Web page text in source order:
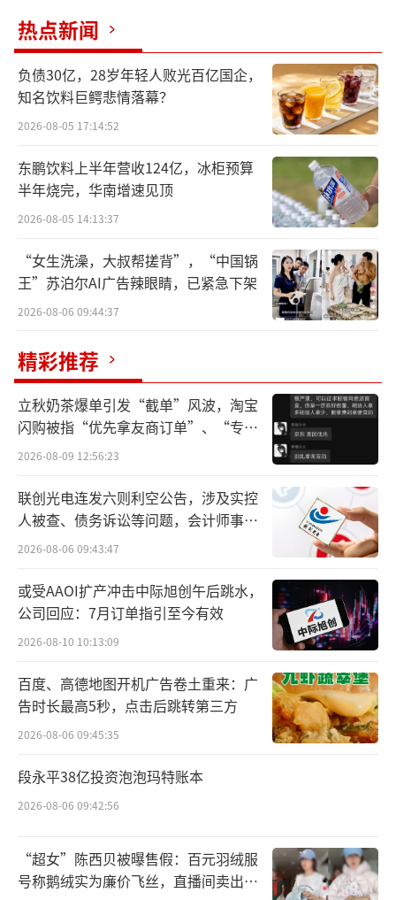
在过去一年中，随着SHEIN全国500城产业
带出海计划的持续推进，SHEIN平台产品持续
拓展至服装、鞋类箱包、珠宝配饰、家居百
货、美妆个护、电子产品、运动户外等20多个
品类。其中，服装、鞋包、配饰等品类涌现众
多年销上亿的优质商家与品牌。来自浙江、广
东、福建、江苏、山东、河南、河北等7个省份
产业带的新增商家数尤为突出。
三“优”举措齐发，SHEIN助力“优
品”出海
海关总署统计数据显示，今年上半年，我
国跨境电商进出口达1.22万亿元，同比增长10.
5%，成为拉动我国外贸增长的新引擎、新势
能。从2018年的1.06万亿元，到2023年的2.38
万亿元，5年间，我国跨境电商进出口增长了1.
2倍。伴随跨境电商规模的持续增长，以及品质
创新和品牌驱动趋势的不断加强，跨境电商也
迈入全新的品牌化、高质量发展阶段。
举办的具有行业风向标意义的广州跨交会上，
亚马逊、SHEIN、乐天、coupang等全球优秀
企业在国内共同发起跨境电商五项倡议，呼吁
全行业提供高质量的商品和服务，加快品牌出
海，推动技术创新，同时加强行业自律，维护
市场秩序，保护知识产权，抵制不正当竞争，
促进行业健康有序成长、规范持续发展。
此次SHEIN整合全平台资源，三箭齐发助
力产业带“优品”出海，进一步加大商家培育
力度，助力优质商家打造，提升产品创新，同
热点新闻
负债30亿，28岁年轻人败光百亿国企，
知名饮料巨鳄悲情落幕？
2026-08-05 17:14:52
东鹏饮料上半年营收124亿，冰柜预算
半年烧完，华南增速见顶
2026-08-05 14:13:37
“女生洗澡，大叔帮搓背”，“中国锅
王”苏泊尔AI广告辣眼睛，已紧急下架
2026-08-06 09:44:37
精彩推荐
立秋奶茶爆单引发“截单”风波，淘宝
闪购被指“优先拿友商订单”、“专挑
贵的拿”
2026-08-09 12:56:23
联创光电连发六则利空公告，涉及实控
人被查、债务诉讼等问题，会计师事务
所曾出具“保留意见”
2026-08-06 09:43:47
或受AAOI扩产冲击中际旭创午后跳水，
公司回应：7月订单指引至今有效
2026-08-10 10:13:09
百度、高德地图开机广告卷土重来：广
告时长最高5秒，点击后跳转第三方
2026-08-06 09:45:35
段永平38亿投资泡泡玛特账本
2026-08-06 09:42:56
“超女”陈西贝被曝售假：百元羽绒服
号称鹅绒实为廉价飞丝，直播间卖出超